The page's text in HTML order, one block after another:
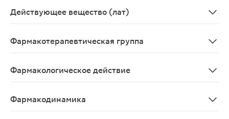
Действующее вещество (лат)
Фармакотерапевтическая группа
Фармакологическое действие
Фармакодинамика